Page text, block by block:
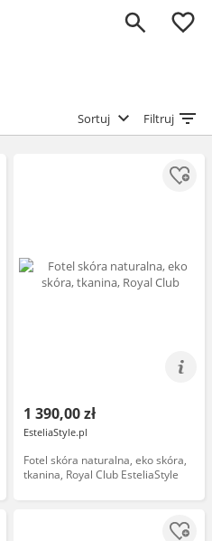
0
Sortuj Filtruj
1 390,00 zł
EsteliaStyle.pl
Fotel skóra naturalna, eko skóra,
tkanina, Royal Club EsteliaStyle